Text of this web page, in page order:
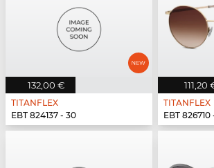
132,00 €
TITANFLEX
EBT 824137 - 30
111,20
TITANFLEX
EBT 826710